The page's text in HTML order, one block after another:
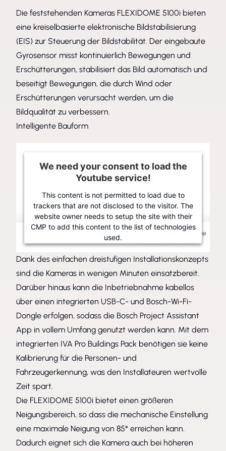
Die feststehenden Kameras FLEXIDOME 5100i bieten
eine kreiselbasierte elektronische Bildstabilisierung
(EIS) zur Steuerung der Bildstabilität. Der eingebaute
Gyrosensor misst kontinuierlich Bewegungen und
Erschütterungen, stabilisiert das Bild automatisch und
beseitigt Bewegungen, die durch Wind oder
Erschütterungen verursacht werden, um die
Bildqualität zu verbessern.
Intelligente Bauform
We need your consent to load the
Youtube service!
This content is not permitted to load due to
trackers that are not disclosed to the visitor. The
website owner needs to setup the site with their
CMP to add this content to the list of technologies
used.
Powered byUsercentrics Consent Management Platform
Dank des einfachen dreistufigen Installationskonzepts
sind die Kameras in wenigen Minuten einsatzbereit.
Darüber hinaus kann die Inbetriebnahme kabellos
über einen integrierten USB-C- und Bosch-Wi-Fi-
Dongle erfolgen, sodass die Bosch Project Assistant
App in vollem Umfang genutzt werden kann. Mit dem
integrierten IVA Pro Buildings Pack benötigen sie keine
Kalibrierung für die Personen- und
Fahrzeugerkennung, was den Installateuren wertvolle
Zeit spart.
Die FLEXIDOME 5100i bietet einen größeren
Neigungsbereich, so dass die mechanische Einstellung
eine maximale Neigung von 85° erreichen kann.
Dadurch eignet sich die Kamera auch bei höheren